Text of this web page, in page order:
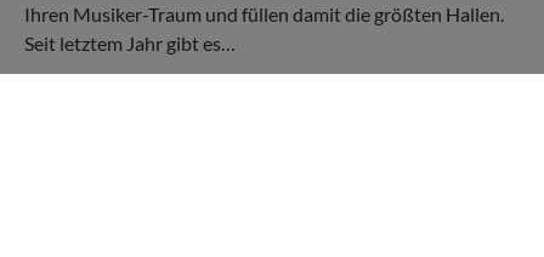
Ihren Musiker-Traum und füllen damit die größten Hallen.
Seit letztem Jahr gibt es…